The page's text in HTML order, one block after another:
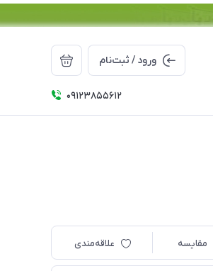
ورود / ثبت‌نام
09123855612
مقایسه علاقه‌مندی